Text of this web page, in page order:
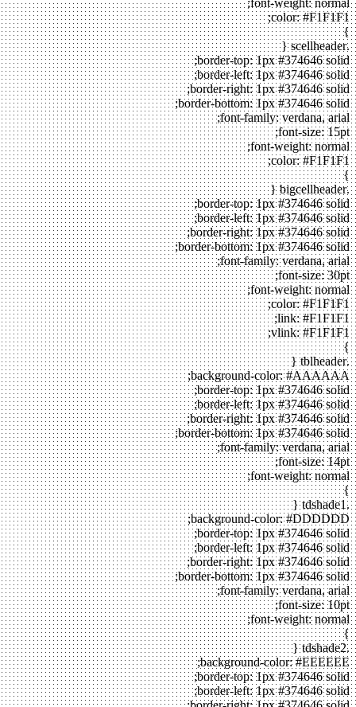
font-weight: normal;
color: #F1F1F1;
}
.scellheader {
border-top: 1px #374646 solid;
border-left: 1px #374646 solid;
border-right: 1px #374646 solid;
border-bottom: 1px #374646 solid;
font-family: verdana, arial;
font-size: 15pt;
font-weight: normal;
color: #F1F1F1;
}
.bigcellheader {
border-top: 1px #374646 solid;
border-left: 1px #374646 solid;
border-right: 1px #374646 solid;
border-bottom: 1px #374646 solid;
font-family: verdana, arial;
font-size: 30pt;
font-weight: normal;
color: #F1F1F1;
link: #F1F1F1;
vlink: #F1F1F1;
}
.tblheader {
background-color: #AAAAAA;
border-top: 1px #374646 solid;
border-left: 1px #374646 solid;
border-right: 1px #374646 solid;
border-bottom: 1px #374646 solid;
font-family: verdana, arial;
font-size: 14pt;
font-weight: normal;
}
.tdshade1 {
background-color: #DDDDDD;
border-top: 1px #374646 solid;
border-left: 1px #374646 solid;
border-right: 1px #374646 solid;
border-bottom: 1px #374646 solid;
font-family: verdana, arial;
font-size: 10pt;
font-weight: normal;
}
.tdshade2 {
background-color: #EEEEEE;
border-top: 1px #374646 solid;
border-left: 1px #374646 solid;